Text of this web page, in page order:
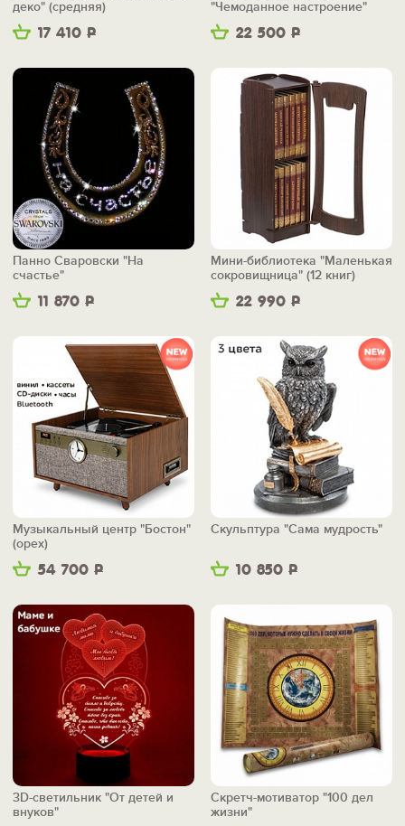
17 410 Р
деко" (средняя)
22 500 Р
"Чемоданное настроение"
11 870 Р
Панно Сваровски "На
счастье"
22 990 Р
Мини-библиотека "Маленькая
сокровищница" (12 книг)
54 700 Р
Музыкальный центр "Бостон"
(орех)
10 850 Р
Скульптура "Сама мудрость"
3D-светильник "От детей и
внуков"
Скретч-мотиватор "100 дел
жизни"